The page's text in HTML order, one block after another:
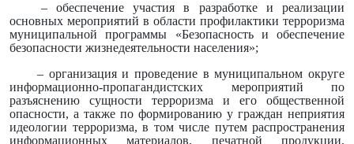
– обеспечение участия в разработке и реализации
основных мероприятий в области профилактики терроризма
муниципальной программы «Безопасность и обеспечение
безопасности жизнедеятельности населения»;
– организация и проведение в муниципальном округе
информационно-пропагандистских мероприятий по
разъяснению сущности терроризма и его общественной
опасности, а также по формированию у граждан неприятия
идеологии терроризма, в том числе путем распространения
информационных материалов, печатной продукции,